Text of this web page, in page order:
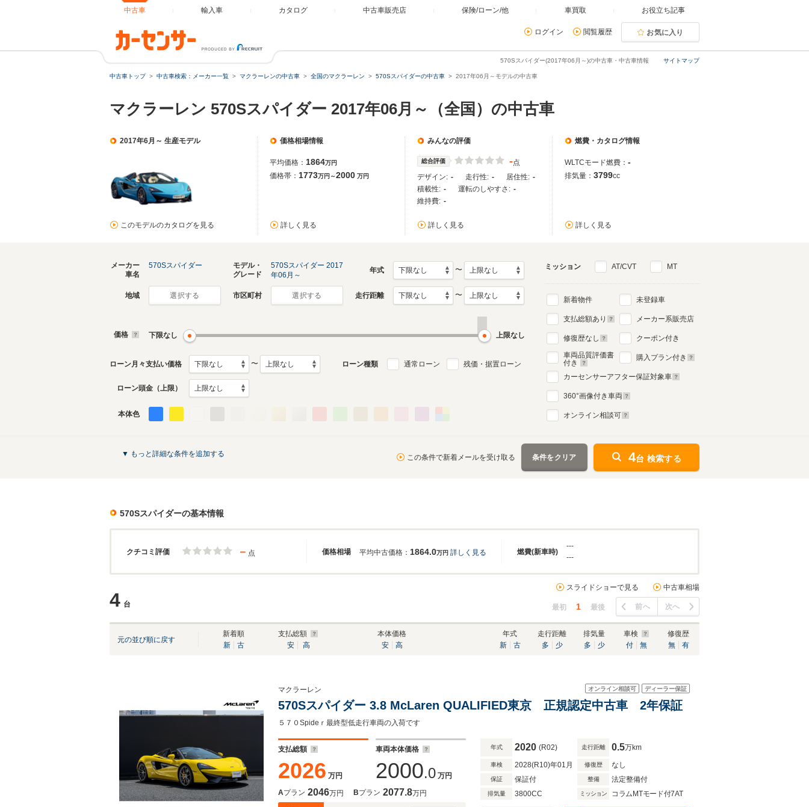
中古車 輸入車 カタログ 中古車販売店 保険/ローン/他 車買取 お役立ち記事
ログイン 閲覧履歴 お気に入り
サイトマップ
570Sスパイダー(2017年06月～)の中古車・中古車情報
中古車トップ 中古車検索：メーカー一覧 マクラーレンの中古車 全国のマクラーレン 570Sスパイダーの中古車 2017年06月～モデルの中古車
マクラーレン 570Sスパイダー 2017年06月～（全国）の中古車
2017年6月～ 生産モデル
このモデルのカタログを見る
価格相場情報
平均価格： 1864万円
価格帯： 1773万円～2000 万円
詳しく見る
みんなの評価
総合評価 -点
デザイン: - 走行性: - 居住性: -
積載性: - 運転のしやすさ: -
維持費: -
詳しく見る
燃費・カタログ情報
WLTCモード燃費： -
排気量： 3799cc
詳しく見る
メーカー
車名
570Sスパイダー
モデル・
グレード
570Sスパイダー 2017
年06月～
年式 〜
地域 選択する 市区町村 選択する 走行距離 〜
価格 下限なし 上限なし
ローン月々支払い価格 〜 ローン種類 通常ローン 残価・据置ローン
ローン頭金（上限）
本体色
ミッション AT/CVT MT
新着物件
支払総額あり
修復歴なし
車両品質評価書
付き
未登録車
メーカー系販売店
クーポン付き
購入プラン付き
カーセンサーアフター保証対象車
360°画像付き車両
オンライン相談可
▼ もっと詳細な条件を追加する この条件で新着メールを受け取る 条件をクリア 4台 検索する
570Sスパイダーの基本情報
クチコミ評価 価格相場 燃費(新車時)
－ 点 平均中古価格： 1864.0万円 詳しく見る
---
---
4 台
スライドショーで見る 中古車相場
最初 1 最後 前へ 次へ
元の並び順に戻す
新着順
新
古
支払総額
安
高
本体価格
安
高
年式
新
古
走行距離
多
少
排気量
多
少
車検
付
無
修復歴
無
有
オンライン相談可 ディーラー保証
マクラーレン
570Sスパイダー 3.8 McLaren QUALIFIED東京 正規認定中古車 2年保証
５７０Spideｒ最終型低走行車両の入荷です
支払総額
2026 万円
車両本体価格
2000.0 万円
Aプラン 2046万円 Bプラン 2077.8万円
年式 2020 (R02) 走行距離 0.5万km
車検 2028(R10)年01月 修復歴 なし
保証 保証付 整備 法定整備付
排気量 3800CC ミッション コラムMTモード付7AT